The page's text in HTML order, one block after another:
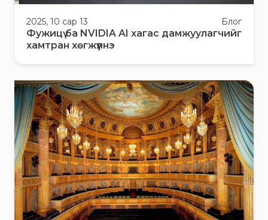
2025, 10 сар 13 Блог
Фужицү ба NVIDIA AI хагас дамжуулагчийг
хамтран хөгжүүлнэ